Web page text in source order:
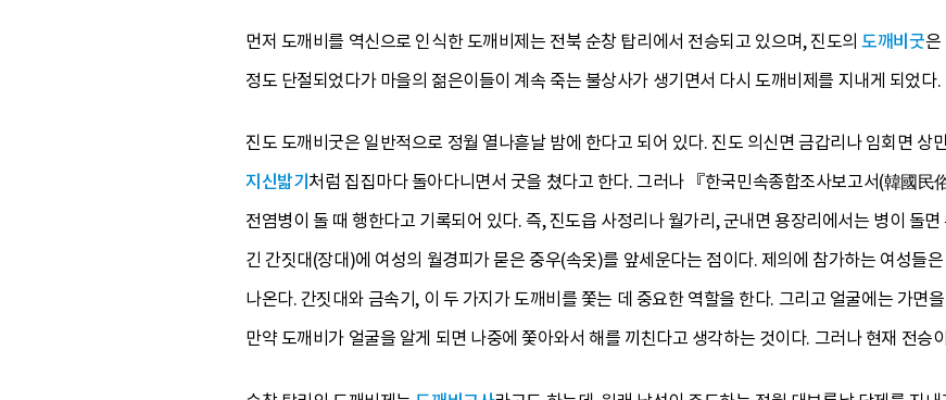
먼저 도깨비를 역신으로 인식한 도깨비제는 전북 순창 탑리에서 전승되고 있으며, 진도의도깨비굿은
정도 단절되었다가 마을의 젊은이들이 계속 죽는 불상사가 생기면서 다시 도깨비제를 지내게 되었다.
진도 도깨비굿은 일반적으로 정월 열나흗날 밤에 한다고 되어 있다. 진도 의신면 금갑리나 임회면 상
지신밟기 처럼 집집마다 돌아다니면서 굿을 쳤다고 한다. 그러나 『한국민속종합조사보고서(韓國
전염병이 돌 때 행한다고 기록되어 있다. 즉, 진도읍 사정리나 월가리, 군내면 용장리에서는 병이 돌
긴 간짓대(장대)에 여성의 월경피가 묻은 중우(속옷)를 앞세운다는 점이다. 제의에 참가하는 여성들
나온다. 간짓대와 금속기, 이 두 가지가 도깨비를 쫓는 데 중요한 역할을 한다. 그리고 얼굴에는 가면
만약 도깨비가 얼굴을 알게 되면 나중에 쫓아와서 해를 끼친다고 생각하는 것이다. 그러나 현재 전승